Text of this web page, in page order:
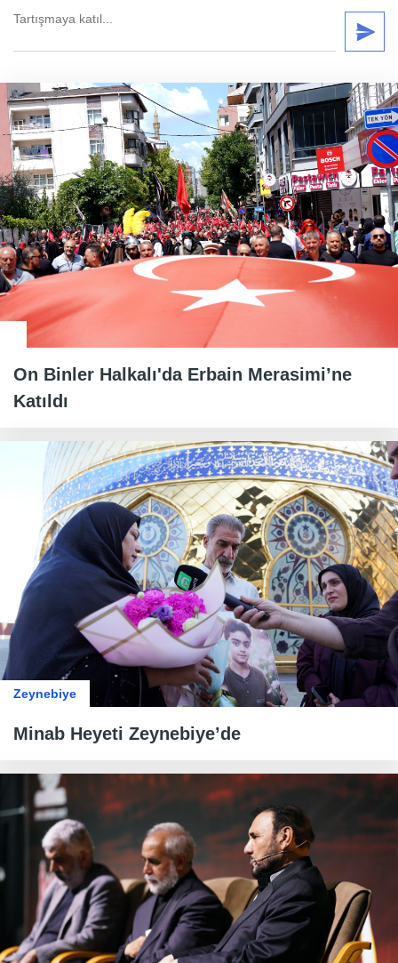
On Binler Halkalı'da Erbain Merasimi’ne
Katıldı
Zeynebiye
Minab Heyeti Zeynebiye’de